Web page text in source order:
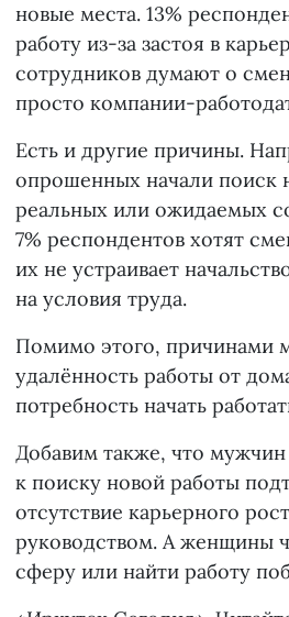
новые места. 13%
работу из-за застоя в
сотрудников думают о
просто компании-
Есть и другие причины.
опрошенных начали поиск
реальных или ожидаемых
7% респондентов хотят
их не устраивает
на условия труда.
Помимо этого, причинами
удалённость работы от
потребность начать
Добавим также, что
к поиску новой работы
отсутствие карьерного
руководством. А женщины
сферу или найти работу